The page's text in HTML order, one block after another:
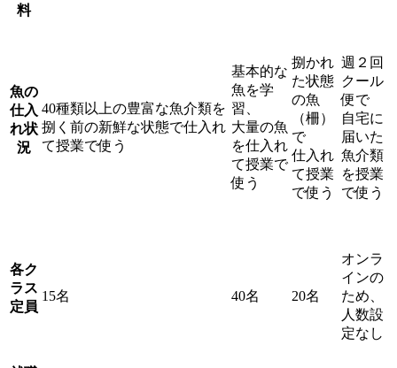
料
魚の
仕入
れ状
況
40種類以上の豊富な魚介類を
捌く前の新鮮な状態で仕入れ
て授業で使う
基本的な
魚を学
習、
大量の魚
を仕入れ
て授業で
使う
捌かれ
た状態
の魚
（柵）
で
仕入れ
て授業
で使う
週２回
クール
便で
自宅に
届いた
魚介類
を授業
で使う
各ク
ラス
定員
15名 40名 20名
オンラ
インの
ため、
人数設
定なし